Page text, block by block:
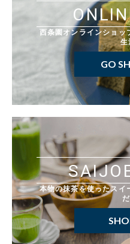
西条園オンラインショ
生
GO
本物の抹茶を使ったス